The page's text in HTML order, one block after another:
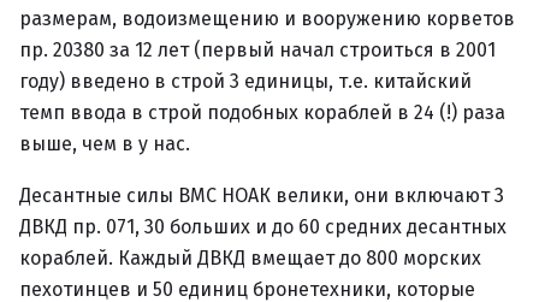
размерам, водоизмещению и вооружению корветов
пр. 20380 за 12 лет (первый начал строиться в 2001
году) введено в строй 3 единицы, т.е. китайский
темп ввода в строй подобных кораблей в 24 (!) раза
выше, чем в у нас.
Десантные силы ВМС НОАК велики, они включают 3
ДВКД пр. 071, 30 больших и до 60 средних десантных
кораблей. Каждый ДВКД вмещает до 800 морских
пехотинцев и 50 единиц бронетехники, которые